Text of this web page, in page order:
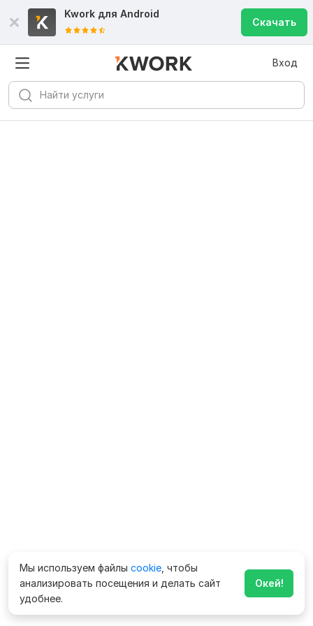
Kwork для Android
Скачать
Вход
Мы используем файлы cookie , чтобы
анализировать посещения и делать сайт
удобнее.
Окей!